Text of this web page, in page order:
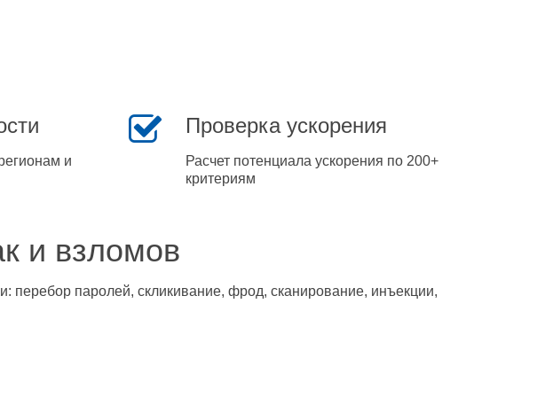
и
Проверка ускорения
Расчет потенциала ускорения по 200+
критериям
и взломов
перебор паролей, скликивание, фрод, сканирование, инъекции,